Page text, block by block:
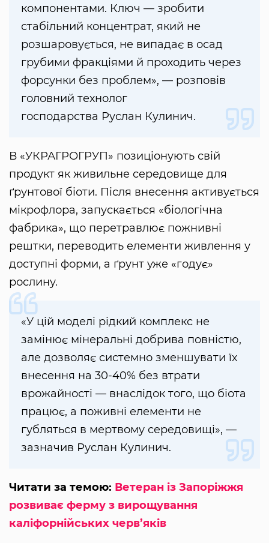
компонентами. Ключ — зробити
стабільний концентрат, який не
розшаровується, не випадає в осад
грубими фракціями й проходить через
форсунки без проблем», — розповів
головний технолог
господарства Руслан Кулинич.
В «УКРАГРОГРУП» позиціонують свій
продукт як живильне середовище для
ґрунтової біоти. Після внесення активується
мікрофлора, запускається «біологічна
фабрика», що перетравлює пожнивні
рештки, переводить елементи живлення у
доступні форми, а ґрунт уже «годує»
рослину.
«У цій моделі рідкий комплекс не
замінює мінеральні добрива повністю,
але дозволяє системно зменшувати їх
внесення на 30-40% без втрати
врожайності — внаслідок того, що біота
працює, а поживні елементи не
губляться в мертвому середовищі», —
зазначив Руслан Кулинич.
Читати за темою: Ветеран із Запоріжжя
розвиває ферму з вирощування
каліфорнійських черв’яків